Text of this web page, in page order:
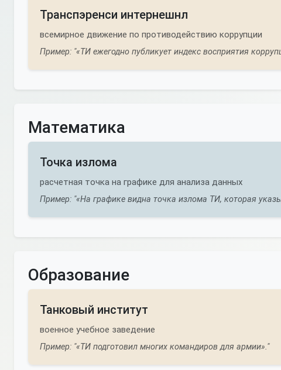
Транспэренси интернешнл
всемирное движение по противодействию коррупции
Пример: "«ТИ ежегодно публикует индекс восприятия
Математика
Точка излома
расчетная точка на графике для анализа данных
Пример: "«На графике видна точка излома ТИ, которая
Образование
Танковый институт
военное учебное заведение
Пример: "«ТИ подготовил многих командиров для армии»."